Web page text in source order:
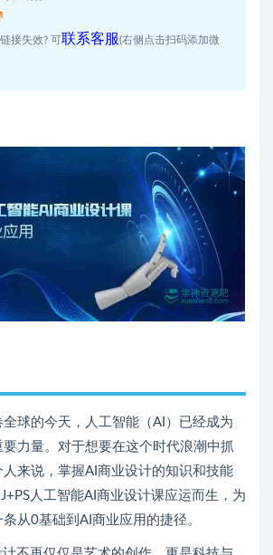
接失效? 可联系客服(右侧点击扫码添加微
球的今天，人工智能（AI）已经成为
力量。对于想要在这个时代浪潮中抓
来说，掌握AI商业设计的知识和技能
人工智能AI商业设计课应运而生，为
从0基础到AI商业应用的捷径。